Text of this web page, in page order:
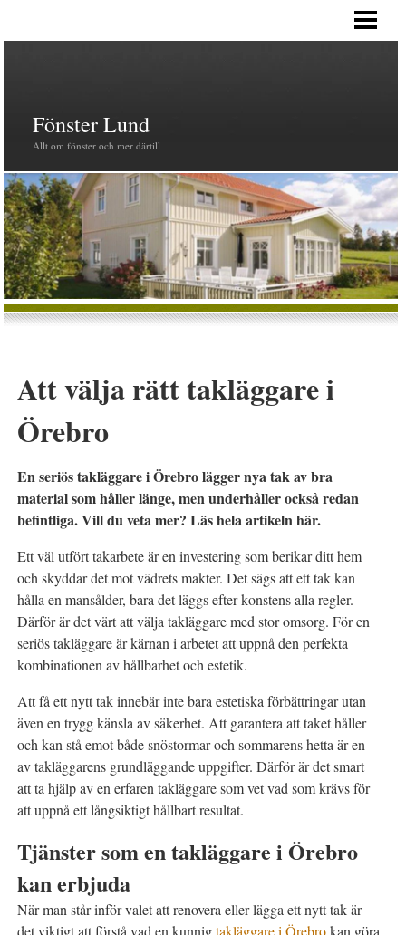
Fönster Lund
Allt om fönster och mer därtill
Att välja rätt takläggare i
Örebro
En seriös takläggare i Örebro lägger nya tak av bra
material som håller länge, men underhåller också redan
befintliga. Vill du veta mer? Läs hela artikeln här.
Ett väl utfört takarbete är en investering som berikar ditt hem
och skyddar det mot vädrets makter. Det sägs att ett tak kan
hålla en mansålder, bara det läggs efter konstens alla regler.
Därför är det värt att välja takläggare med stor omsorg. För en
seriös takläggare är kärnan i arbetet att uppnå den perfekta
kombinationen av hållbarhet och estetik.
Att få ett nytt tak innebär inte bara estetiska förbättringar utan
även en trygg känsla av säkerhet. Att garantera att taket håller
och kan stå emot både snöstormar och sommarens hetta är en
av takläggarens grundläggande uppgifter. Därför är det smart
att ta hjälp av en erfaren takläggare som vet vad som krävs för
att uppnå ett långsiktigt hållbart resultat.
Tjänster som en takläggare i Örebro
kan erbjuda
När man står inför valet att renovera eller lägga ett nytt tak är
det viktigt att förstå vad en kunnigtakläggare i Örebrokan göra